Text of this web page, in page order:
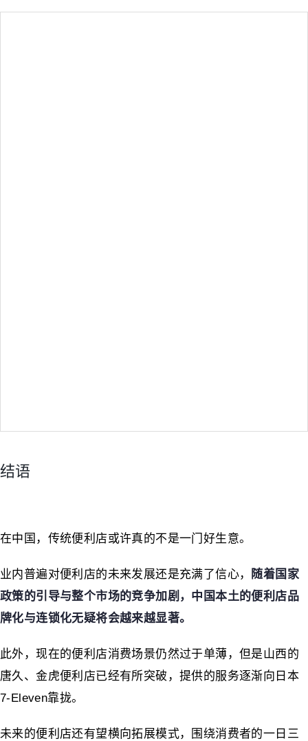
结语
在中国，传统便利店或许真的不是一门好生意。
业内普遍对便利店的未来发展还是充满了信心，
随着国家
政策的引导与整个市场的竞争加剧，中国本土的便利店品
牌化与连锁化无疑将会越来越显著。
此外，现在的便利店消费场景仍然过于单薄，但是山西的
唐久、金虎便利店已经有所突破，提供的服务逐渐向日本
7-Eleven靠拢。
未来的便利店还有望横向拓展模式，围绕消费者的一日三